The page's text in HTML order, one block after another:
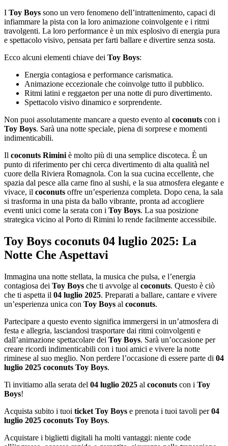
I Toy Boys sono un vero fenomeno dell’intrattenimento, capaci di
infiammare la pista con la loro animazione coinvolgente e i ritmi
travolgenti. La loro performance è un mix esplosivo di energia pura
e spettacolo visivo, pensata per farti ballare e divertire senza sosta.
Ecco alcuni elementi chiave dei Toy Boys:
Energia contagiosa e performance carismatica.
Animazione eccezionale che coinvolge tutto il pubblico.
Ritmi latini e reggaeton per una notte di puro divertimento.
Spettacolo visivo dinamico e sorprendente.
Non puoi assolutamente mancare a questo evento al coconuts con i
Toy Boys. Sarà una notte speciale, piena di sorprese e momenti
indimenticabili.
Il coconuts Rimini è molto più di una semplice discoteca. È un
punto di riferimento per chi cerca divertimento di alta qualità nel
cuore della Riviera Romagnola. Con la sua cucina eccellente, che
spazia dal pesce alla carne fino al sushi, e la sua atmosfera elegante e
vivace, il coconuts offre un’esperienza completa. Dopo cena, la sala
si trasforma in una pista da ballo vibrante, pronta ad accogliere
eventi unici come la serata con i Toy Boys. La sua posizione
strategica vicino al Porto di Rimini lo rende facilmente accessibile.
Toy Boys coconuts 04 luglio 2025: La
Notte Che Aspettavi
Immagina una notte stellata, la musica che pulsa, e l’energia
contagiosa dei Toy Boys che ti avvolge al coconuts. Questo è ciò
che ti aspetta il 04 luglio 2025. Preparati a ballare, cantare e vivere
un’esperienza unica con Toy Boys al coconuts.
Partecipare a questo evento significa immergersi in un’atmosfera di
festa e allegria, lasciandosi trasportare dai ritmi coinvolgenti e
dall’animazione spettacolare dei Toy Boys. Sarà un’occasione per
creare ricordi indimenticabili con i tuoi amici e vivere la notte
riminese al suo meglio. Non perdere l’occasione di essere parte di 04
luglio 2025 coconuts Toy Boys.
Ti invitiamo alla serata del 04 luglio 2025 al coconuts con i Toy
Boys!
Acquista subito i tuoi ticket Toy Boys e prenota i tuoi tavoli per04
luglio 2025 coconuts Toy Boys.
Acquistare i biglietti digitali ha molti vantaggi: niente code